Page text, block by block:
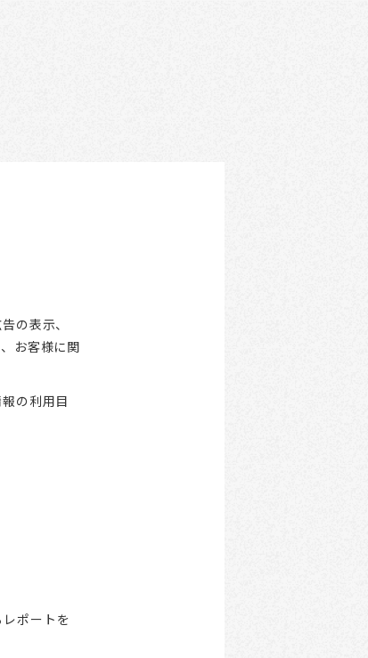
の表示、
お客様に関
の利用目
ポートを